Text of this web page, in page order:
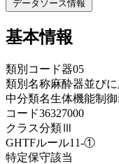
データソース情報
基本情報
類別コード器05
類別名称麻酔器並び
中分類名生体機能制
コード36327000
クラス分類Ⅲ
GHTFルール11-①
特定保守該当